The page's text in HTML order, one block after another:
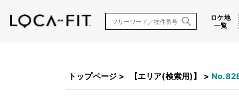
ロケ地
一覧
トップページ > 【エリア(検索用)】 >